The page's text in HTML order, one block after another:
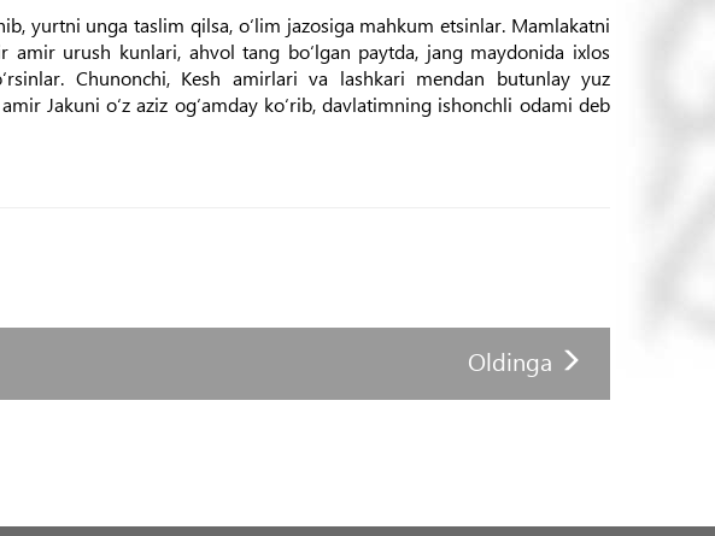
yurtni unga taslim qilsa, o‘lim jazosiga mahkum etsinlar. Mamlakatni
amir urush kunlari, ahvol tang bo‘lgan paytda, jang maydonida ixlos
Chunonchi, Kesh amirlari va lashkari mendan butunlay yuz
Jakuni o‘z aziz og‘amday ko‘rib, davlatimning ishonchli odami deb
Oldinga